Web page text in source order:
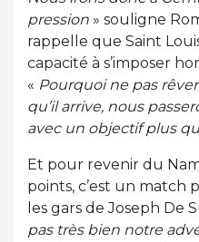
pression » souligne
rappelle que Saint
capacité à s’imposer
« Pourquoi ne pas
qu’il arrive, nous
avec un objectif plus
Et pour revenir du
points, c’est un match
les gars de Joseph De
pas très bien notre